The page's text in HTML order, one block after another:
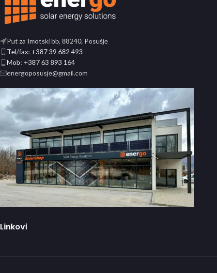
Put za Imotski bb, 88240, Posušje
Tel/fax: +387 39 682 493
Mob: +387 63 893 164
energoposusje@gmail.com
Linkovi